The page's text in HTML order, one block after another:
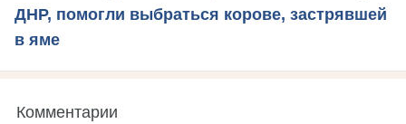
ДНР, помогли выбраться корове, застрявшей
в яме
Комментарии